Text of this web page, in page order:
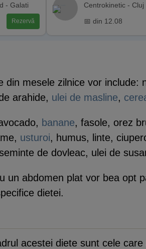
- Galati
Rezervă
Centrokinetic -
📅 din 12.08
din mesele zilnice vor
arahide, ulei de masline,
banane, fasole, orez
usturoi, humus, linte,
de dovleac, ulei de
un abdomen plat vor bea opt
dietei.
acestei diete sunt cele